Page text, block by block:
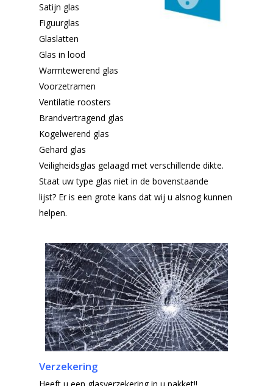
Satijn glas
Figuurglas
Glaslatten
Glas in lood
Warmtewerend glas
Voorzetramen
Ventilatie roosters
Brandvertragend glas
Kogelwerend glas
Gehard glas
Veiligheidsglas gelaagd met verschillende dikte.
Staat uw type glas niet in de bovenstaande
lijst? Er is een grote kans dat wij u alsnog kunnen
helpen.
Verzekering